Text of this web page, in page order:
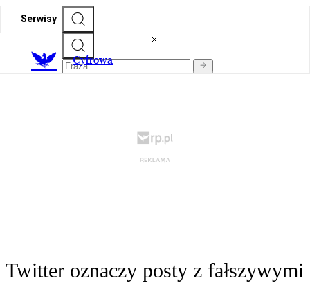
Serwisy
Cyfrowa
Twitter oznaczy posty z fałszywymi